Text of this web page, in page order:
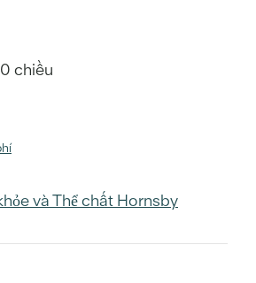
chiều
và Thể chất Hornsby